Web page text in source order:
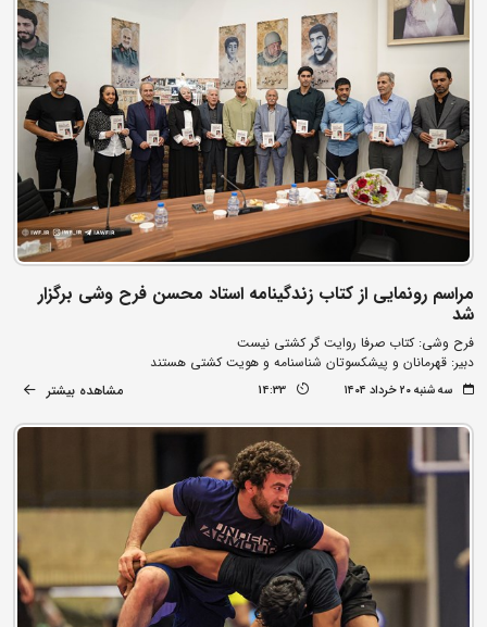
مراسم رونمایی از کتاب زندگینامه استاد محسن فرح وشی برگزار
شد
فرح وشی: کتاب صرفا روایت گر کشتی نیست
دبیر: قهرمانان و پیشکسوتان شناسنامه و هویت کشتی هستند
سه شنبه ۲۰ خرداد ۱۴۰۴ 14:33 مشاهده بیشتر